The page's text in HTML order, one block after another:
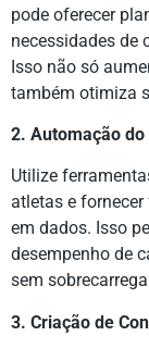
pode oferecer
necessidades de
Isso não só
também otimiza
2. Automação
Utilize
atletas e
em dados. Isso
desempenho de
sem
3. Criação de